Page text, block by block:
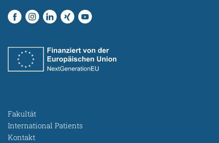
Fakultät
International Patients
Kontakt